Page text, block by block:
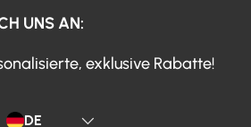
UNS AN:
exklusive Rabatte!
DE